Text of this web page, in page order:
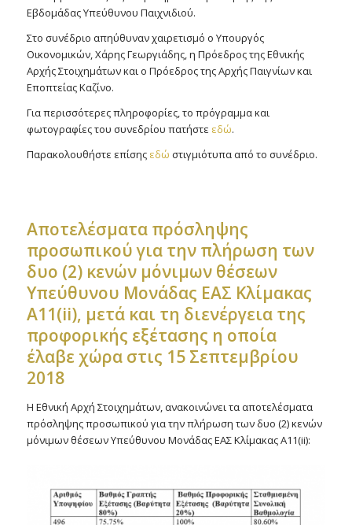
Εβδομάδας Υπεύθυνου Παιχνιδιού.
Στο συνέδριο απηύθυναν χαιρετισμό ο Υπουργός
Οικονομικών, Χάρης Γεωργιάδης, η Πρόεδρος της Εθνικής
Αρχής Στοιχημάτων και ο Πρόεδρος της Αρχής Παιγνίων και
Εποπτείας Καζίνο.
Για περισσότερες πληροφορίες, το πρόγραμμα και
φωτογραφίες του συνεδρίου πατήστε εδώ.
Παρακολουθήστε επίσης εδώ στιγμιότυπα από το συνέδριο.
Αποτελέσματα πρόσληψης
προσωπικού για την πλήρωση των
δυο (2) κενών μόνιμων θέσεων
Υπεύθυνου Μονάδας ΕΑΣ Κλίμακας
Α11(ii), μετά και τη διενέργεια της
προφορικής εξέτασης η οποία
έλαβε χώρα στις 15 Σεπτεμβρίου
2018
Η Εθνική Αρχή Στοιχημάτων, ανακοινώνει τα αποτελέσματα
πρόσληψης προσωπικού για την πλήρωση των δυο (2) κενών
μόνιμων θέσεων Υπεύθυνου Μονάδας ΕΑΣ Κλίμακας Α11(ii):